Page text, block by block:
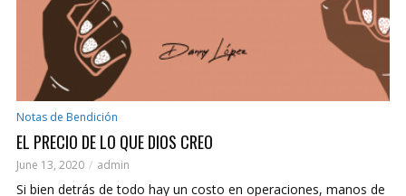
Notas de Bendición
EL PRECIO DE LO QUE DIOS CREO
June 13, 2020 admin
Si bien detrás de todo hay un costo en operaciones, manos de